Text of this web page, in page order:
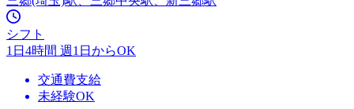
シフト
1日4時間 週1日からOK
交通費支給
未経験OK